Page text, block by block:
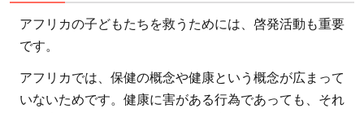
アフリカの子どもたちを救うためには、啓発活動も重要
です。
アフリカでは、保健の概念や健康という概念が広まって
いないためです。健康に害がある行為であっても、それ